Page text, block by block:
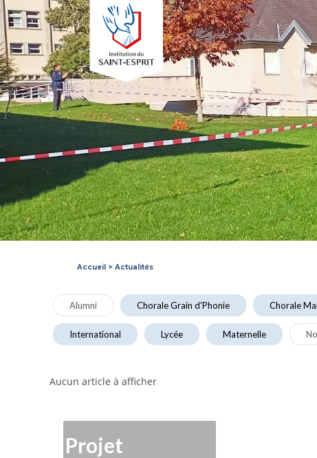
Accueil > Actualités
Alumni Chorale Grain d'Phonie Chorale
International Lycée Maternelle
Aucun article à afficher
Projet